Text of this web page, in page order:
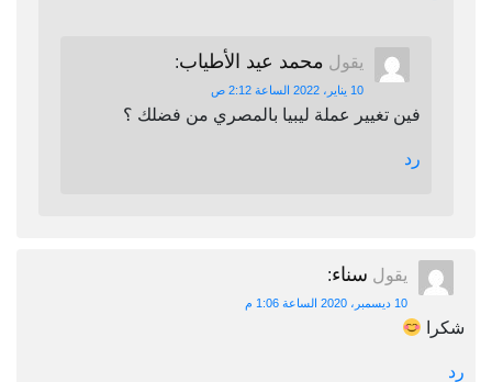
يقول محمد عيد الأطياب:
10 يناير، 2022 الساعة 2:12 ص
فين تغيير عملة ليبيا بالمصري من فضلك ؟
رد
يقول سناء:
10 ديسمبر، 2020 الساعة 1:06 م
شكرا
رد